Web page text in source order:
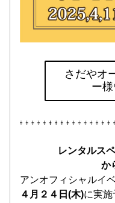
さだやオ
ー
レンタルス
か
アンオフィシャルイ
４月２４日(木)に実